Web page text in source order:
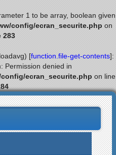
1 to be array, boolean given
config/ecran_securite.php on
283
[function.file-get-contents]:
Permission denied in
ecran_securite.php on line